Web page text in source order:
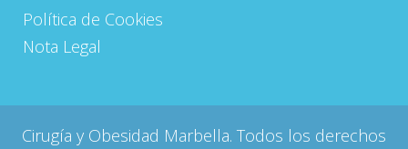
Política de Cookies
Nota Legal
Cirugía y Obesidad Marbella. Todos los derechos